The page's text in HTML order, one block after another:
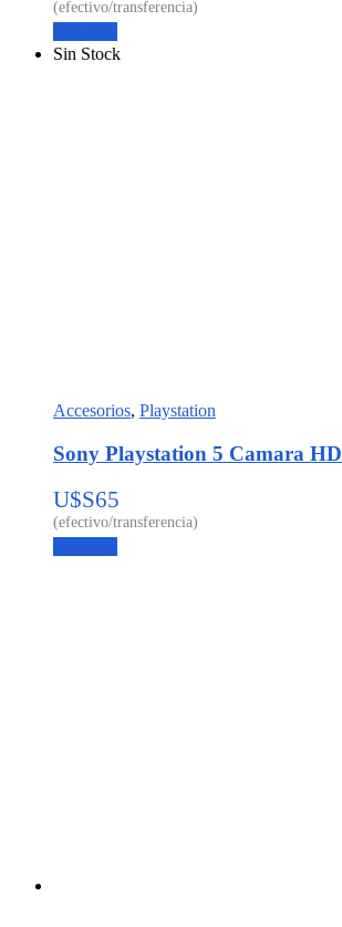
Sin Stock
Accesorios, Playstation
Sony Playstation 5 Camara HD
U$S65